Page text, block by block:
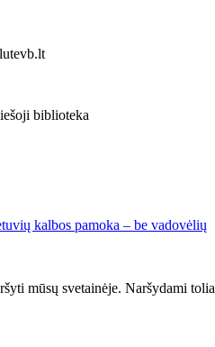
biblioteka
kalbos pamoka – be vadovėlių
mūsų svetainėje. Naršydami